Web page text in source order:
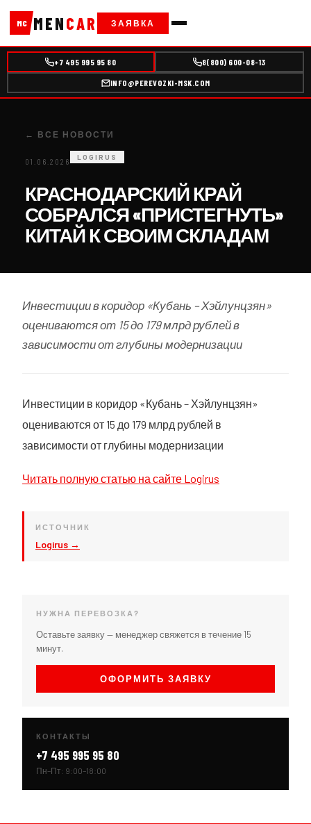
MC MENCAR ЗАЯВКА
+7 495 995 95 80 8(800) 600-08-13
INFO@PEREVOZKI-MSK.COM
← ВСЕ НОВОСТИ
01.06.2026 LOGIRUS
КРАСНОДАРСКИЙ КРАЙ
СОБРАЛСЯ «ПРИСТЕГНУТЬ»
КИТАЙ К СВОИМ СКЛАДАМ
Инвестиции в коридор «Кубань – Хэйлунцзян»
оцениваются от 15 до 179 млрд рублей в
зависимости от глубины модернизации
Инвестиции в коридор «Кубань – Хэйлунцзян»
оцениваются от 15 до 179 млрд рублей в
зависимости от глубины модернизации
Читать полную статью на сайте Logirus
ИСТОЧНИК
Logirus →
НУЖНА ПЕРЕВОЗКА?
Оставьте заявку — менеджер свяжется в течение 15
минут.
ОФОРМИТЬ ЗАЯВКУ
КОНТАКТЫ
+7 495 995 95 80
Пн–Пт: 9:00–18:00